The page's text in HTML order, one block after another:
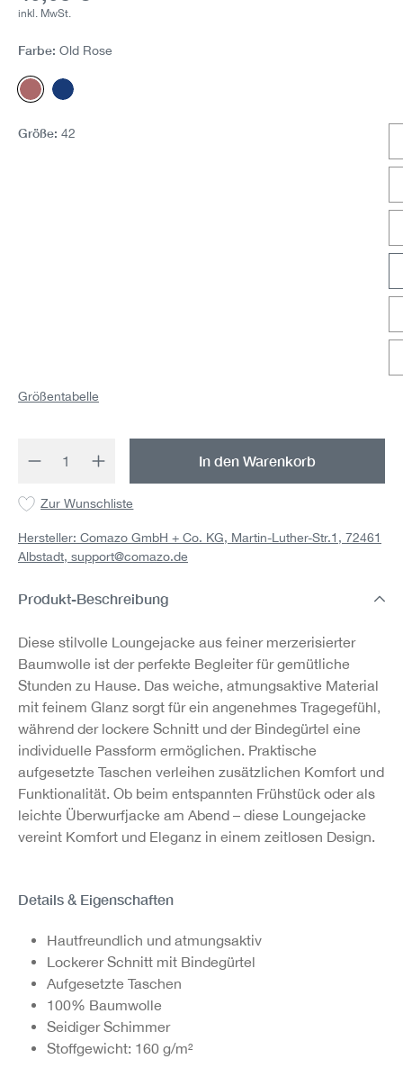
inkl. MwSt.
Farbe: Old Rose
Old RoseDunkelblau
Größe: 42
Größentabelle
Produkt Anzahl: Gib den gewünschten
In den Warenkorb
Zur Wunschliste
Hersteller: Comazo GmbH + Co. KG, Martin-Luther-Str.1, 72461
Albstadt, support@comazo.de
Produkt-Beschreibung
Diese stilvolle Loungejacke aus feiner merzerisierter
Baumwolle ist der perfekte Begleiter für gemütliche
Stunden zu Hause. Das weiche, atmungsaktive Material
mit feinem Glanz sorgt für ein angenehmes Tragegefühl,
während der lockere Schnitt und der Bindegürtel eine
individuelle Passform ermöglichen. Praktische
aufgesetzte Taschen verleihen zusätzlichen Komfort und
Funktionalität. Ob beim entspannten Frühstück oder als
leichte Überwurfjacke am Abend – diese Loungejacke
vereint Komfort und Eleganz in einem zeitlosen Design.
Details & Eigenschaften
Hautfreundlich und atmungsaktiv
Lockerer Schnitt mit Bindegürtel
Aufgesetzte Taschen
100% Baumwolle
Seidiger Schimmer
Stoffgewicht: 160 g/m²